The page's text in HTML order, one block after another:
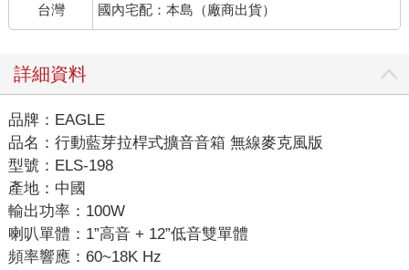
台灣 國內宅配：本島（廠商出貨）
詳細資料
品牌：EAGLE
品名：行動藍芽拉桿式擴音音箱 無線麥克風版
型號：ELS-198
產地：中國
輸出功率：100W
喇叭單體：1”高音 + 12”低音雙單體
頻率響應：60~18K Hz